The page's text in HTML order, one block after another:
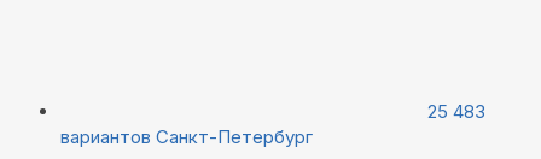
25 483
вариантов Санкт-Петербург